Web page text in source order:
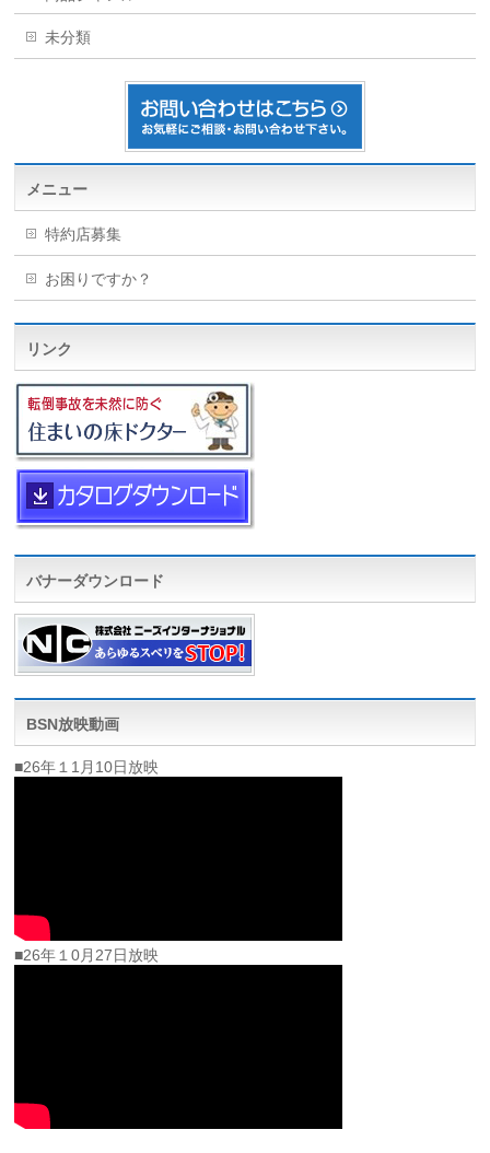
未分類
メニュー
特約店募集
お困りですか？
リンク
バナーダウンロード
BSN放映動画
■26年１1月10日放映
■26年１0月27日放映